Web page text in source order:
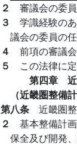
２ 審議会の委
３ 学識経験の
議会の委員の
４ 前項の審議
５ この法律に
第四章 近
（近畿圏整備
第八条 近畿圏
２ 基本整備計
保全及び開発